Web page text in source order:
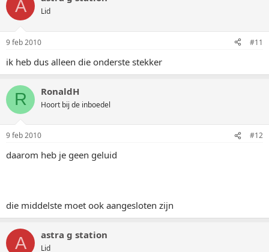
A Lid
9 feb 2010 #11
ik heb dus alleen die onderste stekker
R RonaldH
Hoort bij de inboedel
9 feb 2010 #12
daarom heb je geen geluid
die middelste moet ook aangesloten zijn
A astra g station
Lid